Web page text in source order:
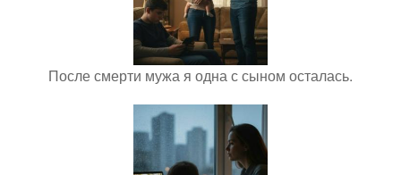
После смерти мужа я одна с сыном осталась.